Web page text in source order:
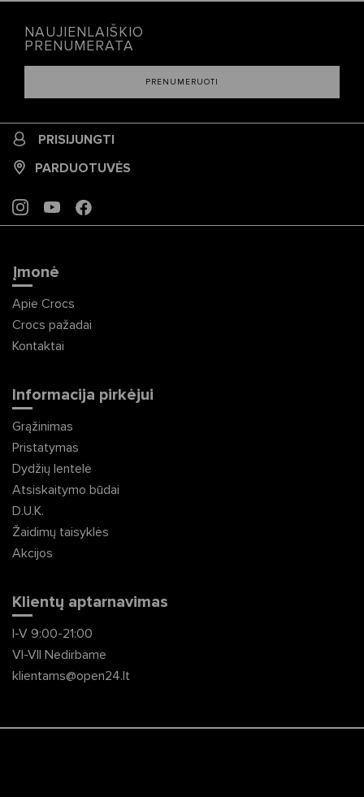
NAUJIENLAIŠKIO
PRENUMERATA
PRENUMERUOTI
PRISIJUNGTI
PARDUOTUVĖS
INSTAGRAM
YOUTUBEFACEBOOK
Įmonė
Apie Crocs
Crocs pažadai
Kontaktai
Informacija pirkėjui
Grąžinimas
Pristatymas
Dydžių lentelė
Atsiskaitymo būdai
D.U.K.
Žaidimų taisyklės
Akcijos
Klientų aptarnavimas
I-V 9:00-21:00
VI-VII Nedirbame
klientams@open24.lt